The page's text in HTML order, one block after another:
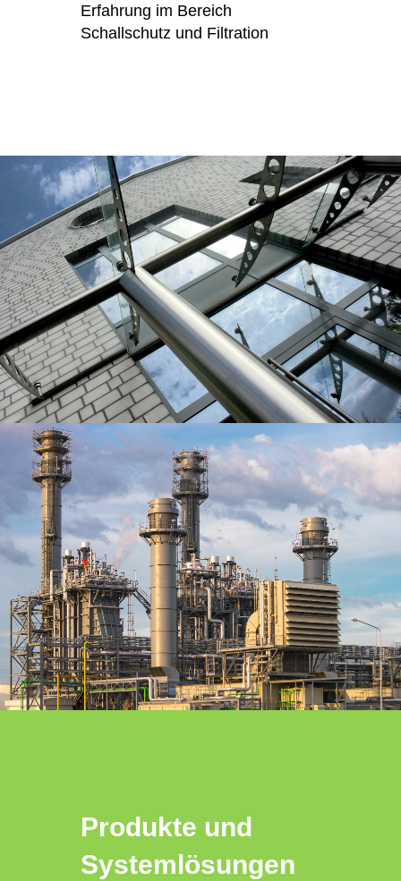
Erfahrung im Bereich
Schallschutz und Filtration
Produkte und
Systemlösungen